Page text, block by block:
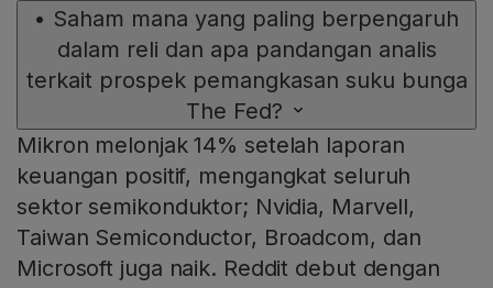
• Saham mana yang paling berpengaruh
dalam reli dan apa pandangan analis
terkait prospek pemangkasan suku bunga
The Fed?
Mikron melonjak 14% setelah laporan
keuangan positif, mengangkat seluruh
sektor semikonduktor; Nvidia, Marvell,
Taiwan Semiconductor, Broadcom, dan
Microsoft juga naik. Reddit debut dengan